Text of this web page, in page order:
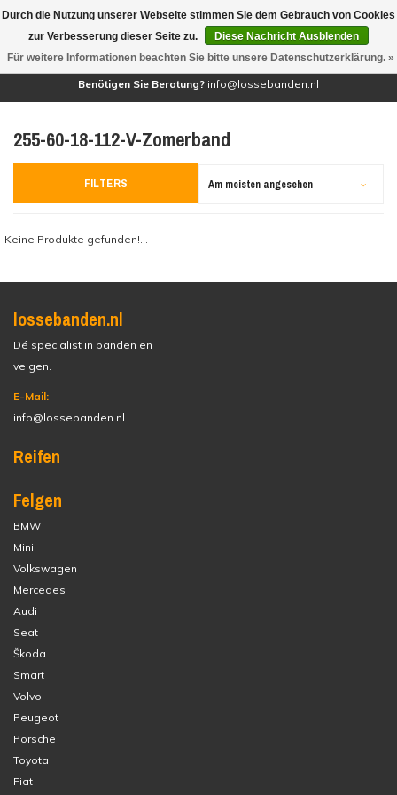
(0)
Benötigen Sie Beratung? info@lossebanden.nl
255-60-18-112-V-Zomerband
FILTERS Am meisten angesehen
Keine Produkte gefunden!...
lossebanden.nl
Dé specialist in banden en
velgen.
E-Mail:
info@lossebanden.nl
Reifen
Felgen
BMW
Mini
Volkswagen
Mercedes
Audi
Seat
Škoda
Smart
Volvo
Peugeot
Porsche
Toyota
Fiat
Durch die Nutzung unserer Webseite stimmen Sie dem Gebrauch von Cookies
zur Verbesserung dieser Seite zu.
Diese Nachricht Ausblenden
Für weitere Informationen beachten Sie bitte unsere Datenschutzerklärung. »